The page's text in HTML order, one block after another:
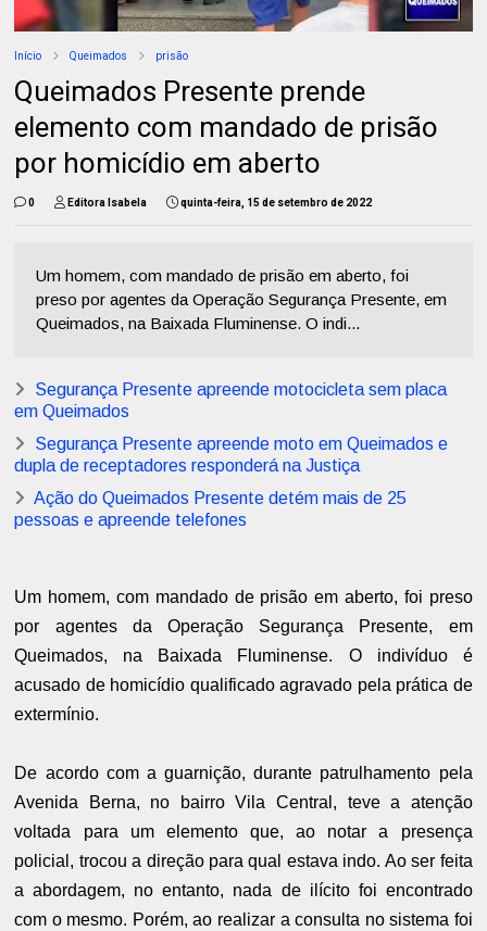
Início Queimados prisão
Queimados Presente prende
elemento com mandado de prisão
por homicídio em aberto
0 Editora Isabela quinta-feira, 15 de setembro de 2022
Um homem, com mandado de prisão em aberto, foi
preso por agentes da Operação Segurança Presente, em
Queimados, na Baixada Fluminense. O indi...
Segurança Presente apreende motocicleta sem placa
em Queimados
Segurança Presente apreende moto em Queimados e
dupla de receptadores responderá na Justiça
Ação do Queimados Presente detém mais de 25
pessoas e apreende telefones
Um homem, com mandado de prisão em aberto, foi preso
por agentes da Operação Segurança Presente, em
Queimados, na Baixada Fluminense. O indivíduo é
acusado de homicídio qualificado agravado pela prática de
extermínio.
De acordo com a guarnição, durante patrulhamento pela
Avenida Berna, no bairro Vila Central, teve a atenção
voltada para um elemento que, ao notar a presença
policial, trocou a direção para qual estava indo. Ao ser feita
a abordagem, no entanto, nada de ilícito foi encontrado
com o mesmo. Porém, ao realizar a consulta no sistema foi